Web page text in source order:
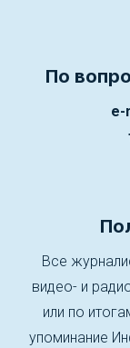
По
e-
Все
видео- и
или по
упоминание